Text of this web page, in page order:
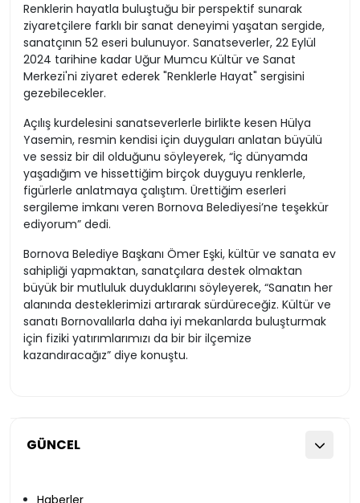
GÜNCEL
Haberler
Renklerin hayatla buluştuğu bir perspektif sunarak
ziyaretçilere farklı bir sanat deneyimi yaşatan sergide,
sanatçının 52 eseri bulunuyor. Sanatseverler, 22 Eylül
2024 tarihine kadar Uğur Mumcu Kültür ve Sanat
Merkezi'ni ziyaret ederek "Renklerle Hayat" sergisini
gezebilecekler.
Açılış kurdelesini sanatseverlerle birlikte kesen Hülya
Yasemin, resmin kendisi için duyguları anlatan büyülü
ve sessiz bir dil olduğunu söyleyerek, “İç dünyamda
yaşadığım ve hissettiğim birçok duyguyu renklerle,
figürlerle anlatmaya çalıştım. Ürettiğim eserleri
sergileme imkanı veren Bornova Belediyesi’ne teşekkür
ediyorum” dedi.
Bornova Belediye Başkanı Ömer Eşki, kültür ve sanata ev
sahipliği yapmaktan, sanatçılara destek olmaktan
büyük bir mutluluk duyduklarını söyleyerek, “Sanatın her
alanında desteklerimizi artırarak sürdüreceğiz. Kültür ve
sanatı Bornovalılarla daha iyi mekanlarda buluşturmak
için fiziki yatırımlarımızı da bir bir ilçemize
kazandıracağız” diye konuştu.